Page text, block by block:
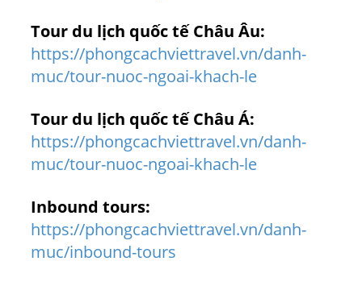
Tour du lịch quốc tế Châu Âu:
https://phongcachviettravel.vn/danh-
muc/tour-nuoc-ngoai-khach-le
Tour du lịch quốc tế Châu Á:
https://phongcachviettravel.vn/danh-
muc/tour-nuoc-ngoai-khach-le
Inbound tours:
https://phongcachviettravel.vn/danh-
muc/inbound-tours